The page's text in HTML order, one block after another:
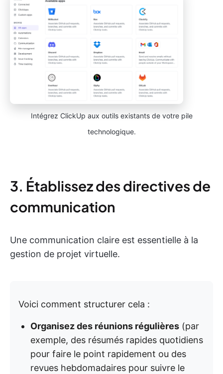
Intégrez ClickUp aux outils existants de votre pile
technologique.
3. Établissez des directives de
communication
Une communication claire est essentielle à la
gestion de projet virtuelle.
Voici comment structurer cela :
Organisez des réunions régulières (par
exemple, des résumés rapides quotidiens
pour faire le point rapidement ou des
revues hebdomadaires pour suivre le